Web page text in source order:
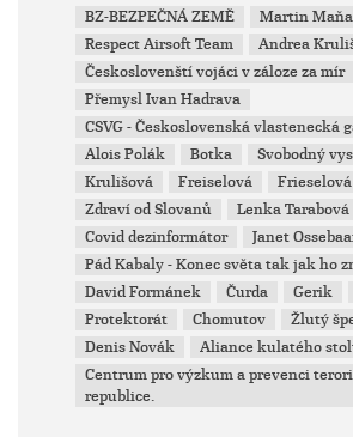
BZ-BEZPEČNÁ ZEMĚ
Martin
Respect Airsoft Team
Andrea
Českoslovenští vojáci v záloze za mír
Přemysl Ivan Hadrava
CSVG - Československá vlastenecká
Alois Polák
Botka Svobodný
Krulišová
Freiselová Frieselová
Zdraví od Slovanů
Lenka Tarabová
Covid dezinformátor
Janet
Pád Kabaly - Konec světa tak jak ho
David Formánek
Čurda Gerik
Protektorát
Chomutov
Žlutý
Denis Novák
Aliance kulatého
Centrum pro výzkum a prevenci
republice.